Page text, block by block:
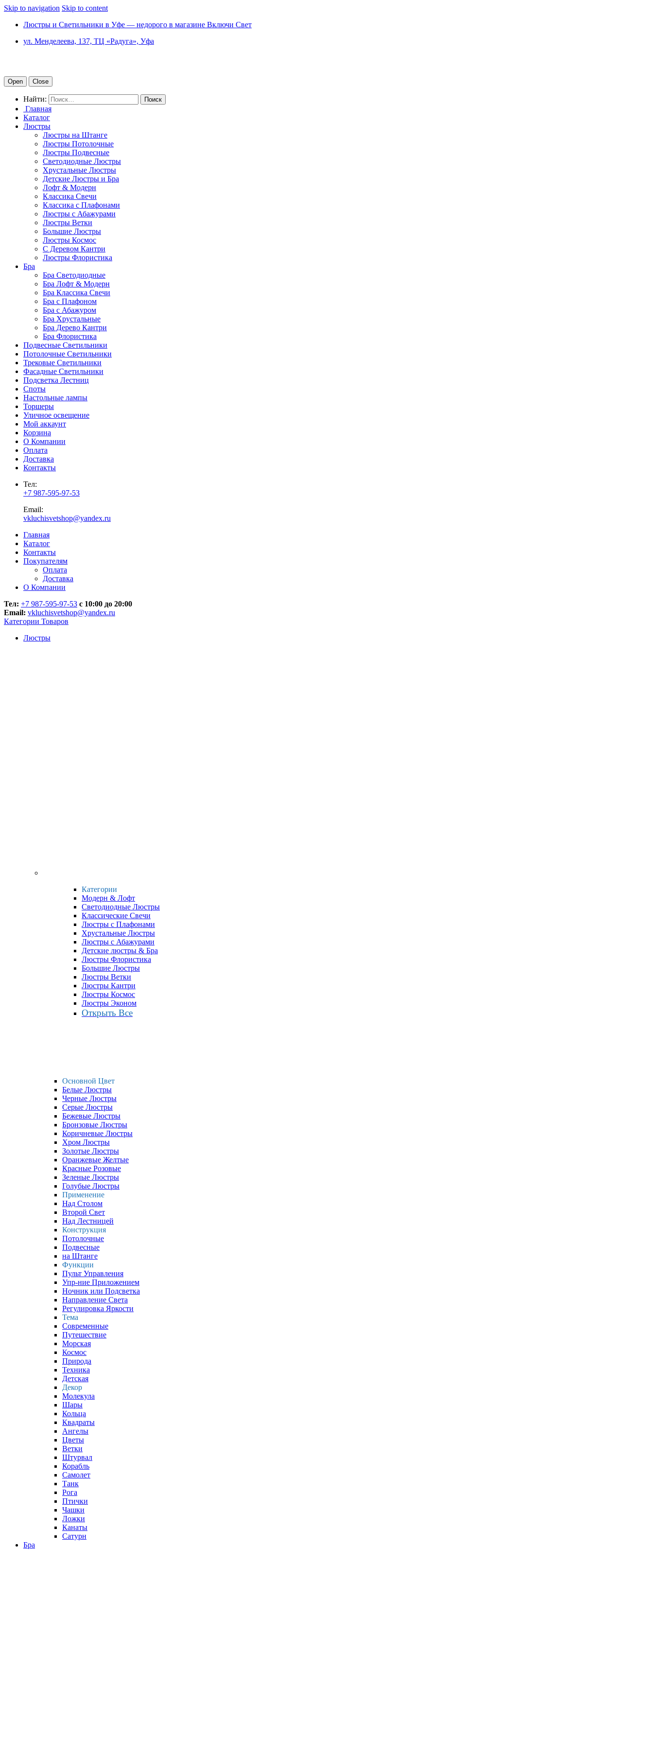
Skip to navigation Skip to content
Люстры и Светильники в Уфе — недорого в магазине Включи Свет
ул. Менделеева, 137, ТЦ «Радуга», Уфа
Open Close
Найти:
Главная
Каталог
Люстры
Люстры на Штанге
Люстры Потолочные
Люстры Подвесные
Светодиодные Люстры
Хрустальные Люстры
Детские Люстры и Бра
Лофт & Модерн
Классика Свечи
Классика с Плафонами
Люстры с Абажурами
Люстры Ветки
Большие Люстры
Люстры Космос
С Деревом Кантри
Люстры Флористика
Бра
Бра Светодиодные
Бра Лофт & Модерн
Бра Классика Свечи
Бра с Плафоном
Бра с Абажуром
Бра Хрустальные
Бра Дерево Кантри
Бра Флористика
Подвесные Светильники
Потолочные Светильники
Трековые Светильники
Фасадные Светильники
Подсветка Лестниц
Споты
Настольные лампы
Торшеры
Уличное освещение
Мой аккаунт
Корзина
О Компании
Оплата
Доставка
Контакты
Тел:
+7 987-595-97-53
Email:
vkluchisvetshop@yandex.ru
Главная
Каталог
Контакты
Покупателям
Оплата
Доставка
О Компании
Тел: +7 987-595-97-53 с 10:00 до 20:00
Email: vkluchisvetshop@yandex.ru
Категории Товаров
Люстры
Категории
Модерн & Лофт
Светодиодные Люстры
Классические Свечи
Люстры с Плафонами
Хрустальные Люстры
Люстры с Абажурами
Детские люстры & Бра
Люстры Флористика
Большие Люстры
Люстры Ветки
Люстры Кантри
Люстры Космос
Люстры Эконом
Открыть Все
Основной Цвет
Белые Люстры
Черные Люстры
Серые Люстры
Бежевые Люстры
Бронзовые Люстры
Коричневые Люстры
Хром Люстры
Золотые Люстры
Оранжевые Желтые
Красные Розовые
Зеленые Люстры
Голубые Люстры
Применение
Над Столом
Второй Свет
Над Лестницей
Конструкция
Потолочные
Подвесные
на Штанге
Функции
Пульт Управления
Упр-ние Приложением
Ночник или Подсветка
Направление Света
Регулировка Яркости
Тема
Современные
Путешествие
Морская
Космос
Природа
Техника
Детская
Декор
Молекула
Шары
Кольца
Квадраты
Ангелы
Цветы
Ветки
Штурвал
Корабль
Самолет
Танк
Рога
Птички
Чашки
Ложки
Канаты
Сатурн
Бра